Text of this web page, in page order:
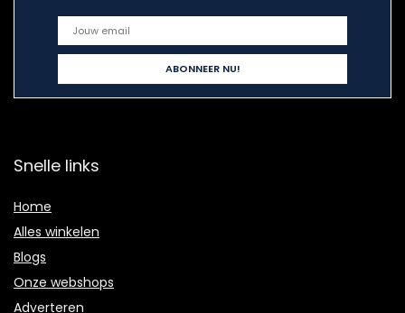
Snelle links
Home
Alles winkelen
Blogs
Onze webshops
Adverteren